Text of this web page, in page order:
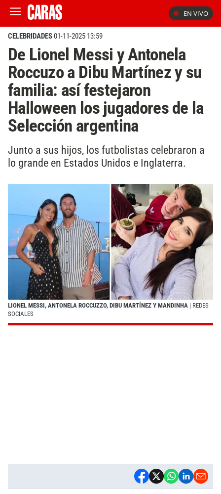
EN VIVO
CELEBRIDADES01-11-2025 13:59
De Lionel Messi y Antonela
Roccuzo a Dibu Martínez y su
familia: así festejaron
Halloween los jugadores de la
Selección argentina
Junto a sus hijos, los futbolistas celebraron a
lo grande en Estados Unidos e Inglaterra.
LIONEL MESSI, ANTONELA ROCCUZZO, DIBU MARTÍNEZ Y MANDINHA | REDES
SOCIALES